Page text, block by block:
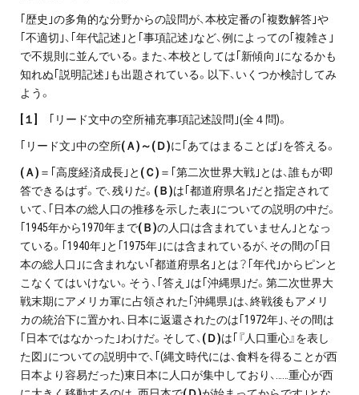
｢歴史｣の多角的な分野からの設問が、本校定番の｢複数解答｣や
｢不適切｣、｢年代記述｣と｢事項記述｣など、例によっての｢複雑さ｣
で不規則に並んでいる。また、本校としては｢新傾向｣になるかも
知れぬ｢説明記述｣も出題されている。以下、いくつか検討してみ
よう。
１] ｢リード文中の空所補充事項記述設問｣(全４問)。
｢リード文｣中の空所(Ａ)～(Ｄ)に｢あてはまることば｣を答える。
(Ａ) ＝｢高度経済成長｣と (Ｃ) ＝｢第二次世界大戦｣とは、誰もが即
答できるはず。で、残りだ。 (Ｂ)は｢都道府県名｣だと指定されて
いて、｢日本の総人口の推移を示した表｣についての説明の中だ。
｢1945年から1970年まで(Ｂ)の人口は含まれていません｣となっ
ている。｢1940年｣と｢1975年｣には含まれているが、その間の｢日
本の総人口｣に含まれない｢都道府県名｣とは？｢年代｣からピンと
こなくてはいけない。そう、｢答え｣は｢沖縄県｣だ。第二次世界大
戦末期にアメリカ軍に占領された｢沖縄県｣は、終戦後もアメリ
カの統治下に置かれ、日本に返還されたのは｢1972年｣、その間は
｢日本ではなかった｣わけだ。そして、 (Ｄ)は｢『人口重心』を表し
た図｣についての説明中で、｢(縄文時代には、食料を得ることが西
日本より容易だった)東日本に人口が集中しており、……重心が西